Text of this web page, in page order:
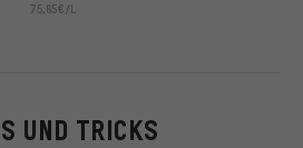
75,65€/L
UND TRICKS